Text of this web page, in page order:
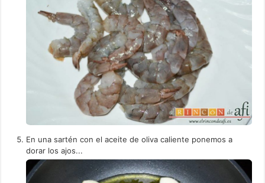
En una sartén con el aceite de oliva caliente ponemos a
dorar los ajos...